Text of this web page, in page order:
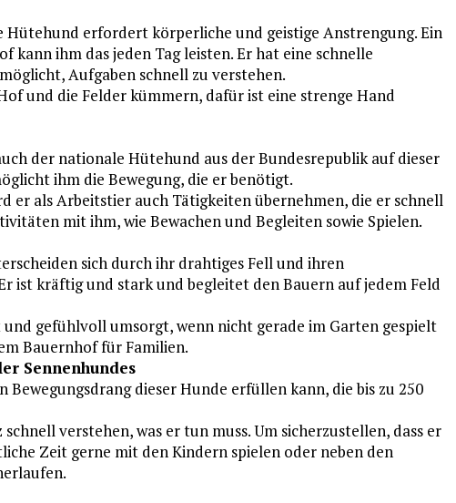
Hütehund erfordert körperliche und geistige Anstrengung. Ein
kann ihm das jeden Tag leisten. Er hat eine schnelle
Aufgaben schnell zu verstehen.
und die Felder kümmern, dafür ist eine strenge Hand
der nationale Hütehund aus der Bundesrepublik auf dieser
ihm die Bewegung, die er benötigt.
er als Arbeitstier auch Tätigkeiten übernehmen, die er schnell
mit ihm, wie Bewachen und Begleiten sowie Spielen.
sich durch ihr drahtiges Fell und ihren
ist kräftig und stark und begleitet den Bauern auf jedem Feld
gefühlvoll umsorgt, wenn nicht gerade im Garten gespielt
Bauernhof für Familien.
Sennenhundes
Bewegungsdrang dieser Hunde erfüllen kann, die bis zu 250
verstehen, was er tun muss. Um sicherzustellen, dass er
Zeit gerne mit den Kindern spielen oder neben den